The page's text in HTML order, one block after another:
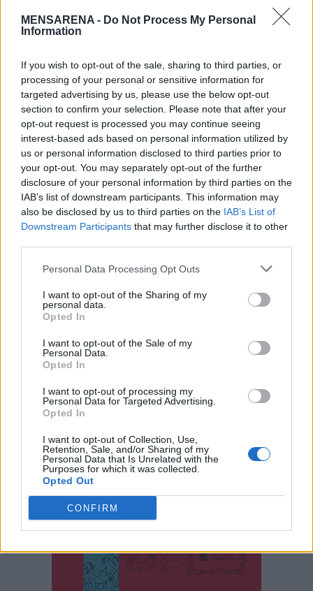
MENSARENA - Do Not Process My Personal
Information
If you wish to opt-out of the sale, sharing to third parties, or
processing of your personal or sensitive information for
targeted advertising by us, please use the below opt-out
section to confirm your selection. Please note that after your
opt-out request is processed you may continue seeing
interest-based ads based on personal information utilized by
us or personal information disclosed to third parties prior to
your opt-out. You may separately opt-out of the further
disclosure of your personal information by third parties on the
IAB’s list of downstream participants. This information may
also be disclosed by us to third parties on the IAB’s List of
Downstream Participants that may further disclose it to other
Personal Data Processing Opt Outs
I want to opt-out of the Sharing of my
personal data.
Opted In
I want to opt-out of the Sale of my
Personal Data.
Opted In
I want to opt-out of processing my
Personal Data for Targeted Advertising.
Opted In
I want to opt-out of Collection, Use,
Retention, Sale, and/or Sharing of my
Personal Data that Is Unrelated with the
Purposes for which it was collected.
Opted Out
CONFIRM
στενό τζιν μας, αλλά οι άντρες δεν θέλουν να
το ακούσουν. Αν είναι μαζί σου, είναι επειδή
αλήθεια, ξέρεις ήδη αν το ντύσιμό σου είναι
κολακευτικό ή όχι. Έχεις έναν καθρέφτη!
Δεν μπορεί να κερδίσει, γιατί αν σου πει ότι
ναι, φαίνεσαι χοντρή με αυτό το παντελόνι,
είναι καταδικασμένος, και αν πει, «όχι,
καθόλου γλυκιά μου», όταν ξέρεις ότι τα
κουμπιά σου σκάνε, θα να τον κατηγορήσετε
ότι λέει ψέματα.